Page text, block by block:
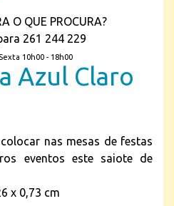
O QUE PROCURA?
261 244 229
10h00 - 18h00
Azul Claro
nas mesas de festas
eventos este saiote de
x 0,73 cm